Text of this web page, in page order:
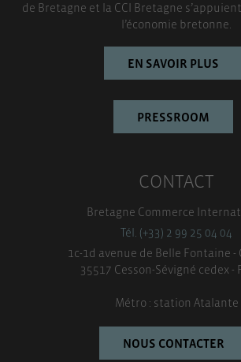
de Bretagne et la CCI Bretagne
l’économie bretonne.
EN SAVOIR PLUS
PRESSROOM
CONTACT
Bretagne Commerce
Tél. (+33) 2 99 25 04 04
1c-1d avenue de Belle Fontaine -
35517 Cesson-Sévigné cedex -
Métro : station Atalante
NOUS CONTACTER
TOUT ACCEPTER